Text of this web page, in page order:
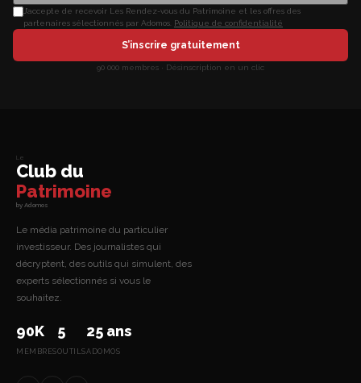
J’accepte de recevoir Les Rendez-vous du Patrimoine et les offres des
partenaires sélectionnés par Adomos.
Politique de confidentialité
S’inscrire gratuitement
90 000 membres · Désinscription en un clic
Le
Club du
Patrimoine
by Adomos
Le média patrimoine du particulier
investisseur. Des journalistes qui
décryptent, des outils qui simulent, des
experts sélectionnés si vous le
souhaitez.
90K
MEMBRES
5
OUTILS
25 ans
ADOMOS